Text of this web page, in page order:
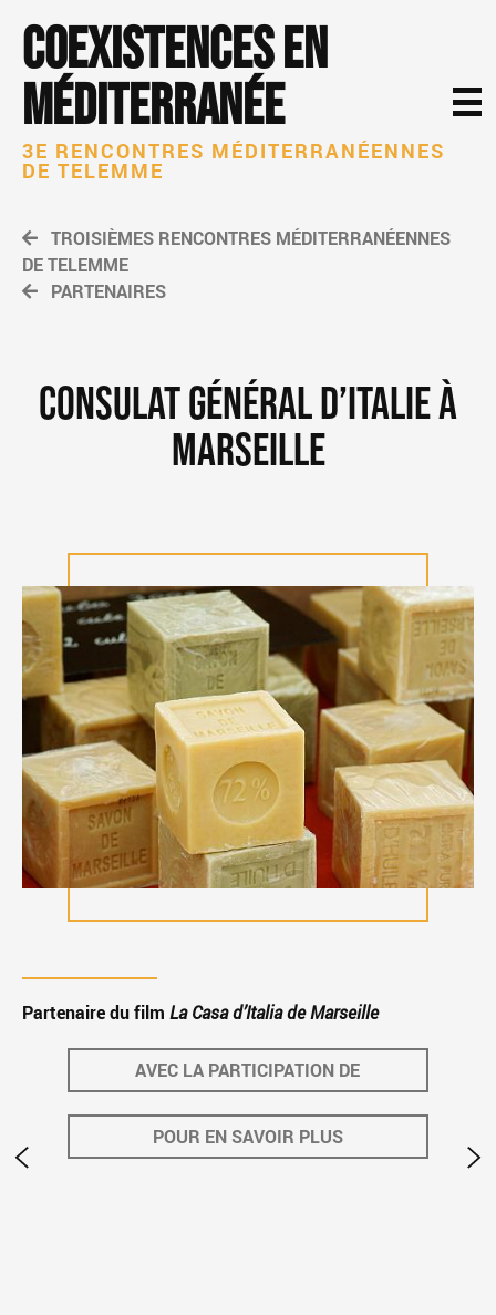
Coexistences en
Méditerranée
3E RENCONTRES MÉDITERRANÉENNES
DE TELEMME
TROISIÈMES RENCONTRES MÉDITERRANÉENNES
DE TELEMME
PARTENAIRES
CONSULAT GÉNÉRAL D’ITALIE À
MARSEILLE
Partenaire du film La Casa d’Italia de Marseille
AVEC LA PARTICIPATION DE
POUR EN SAVOIR PLUS